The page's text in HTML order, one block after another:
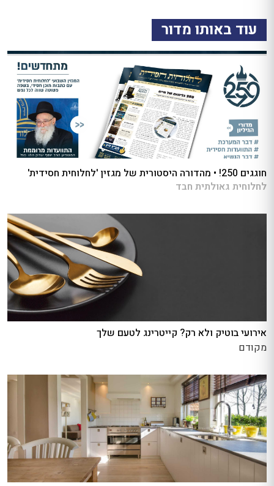
עוד באותו מדור
חוגגים 250! • מהדורה היסטורית של מגזין 'לחלוחית חסידית'
לחלוחית גאולתית חבד
אירועי בוטיק ולא רק? קייטרינג לטעם שלך
מקודם